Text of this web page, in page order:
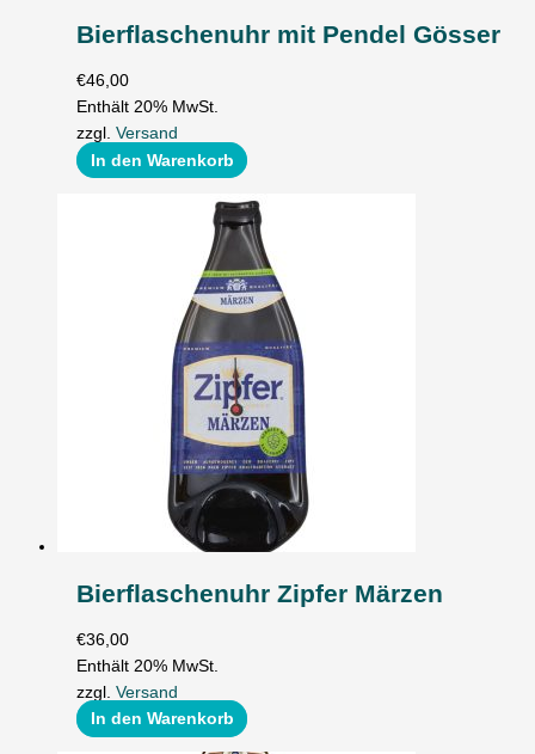
Bierflaschenuhr mit Pendel Gösser
€46,00
Enthält 20% MwSt.
zzgl.Versand
In den Warenkorb
Bierflaschenuhr Zipfer Märzen
€36,00
Enthält 20% MwSt.
zzgl.Versand
In den Warenkorb